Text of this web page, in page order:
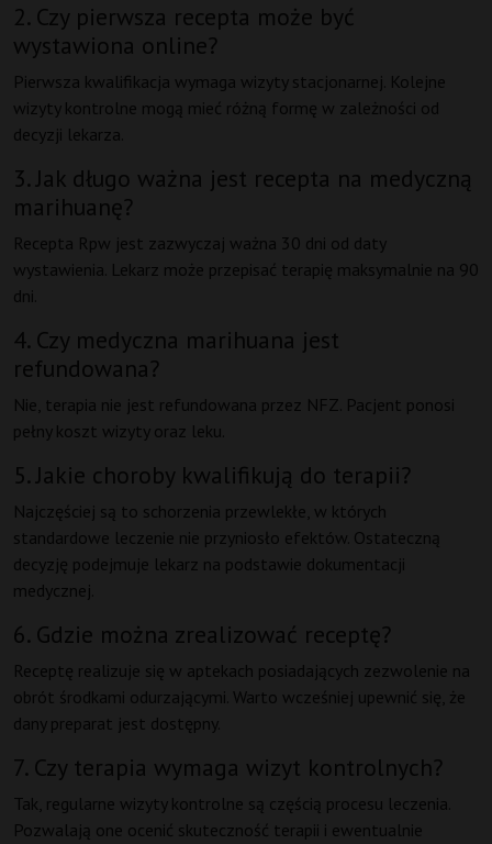
2. Czy pierwsza recepta może być
wystawiona online?
Pierwsza kwalifikacja wymaga wizyty stacjonarnej. Kolejne
wizyty kontrolne mogą mieć różną formę w zależności od
decyzji lekarza.
3. Jak długo ważna jest recepta na medyczną
marihuanę?
Recepta Rpw jest zazwyczaj ważna 30 dni od daty
wystawienia. Lekarz może przepisać terapię maksymalnie na 90
dni.
4. Czy medyczna marihuana jest
refundowana?
Nie, terapia nie jest refundowana przez NFZ. Pacjent ponosi
pełny koszt wizyty oraz leku.
5. Jakie choroby kwalifikują do terapii?
Najczęściej są to schorzenia przewlekłe, w których
standardowe leczenie nie przyniosło efektów. Ostateczną
decyzję podejmuje lekarz na podstawie dokumentacji
medycznej.
6. Gdzie można zrealizować receptę?
Receptę realizuje się w aptekach posiadających zezwolenie na
obrót środkami odurzającymi. Warto wcześniej upewnić się, że
dany preparat jest dostępny.
7. Czy terapia wymaga wizyt kontrolnych?
Tak, regularne wizyty kontrolne są częścią procesu leczenia.
Pozwalają one ocenić skuteczność terapii i ewentualnie